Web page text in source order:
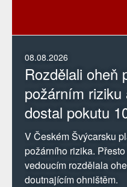
08.08.2026
Rozdělali oheň
požárním
dostal pokutu
V Českém Švýcarsku
požárního rizika.
vedoucím rozdělala
doutnajícím ohništěm.